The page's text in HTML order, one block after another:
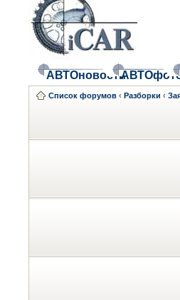
АВТОновости
Список форумов ‹ Разборки ‹